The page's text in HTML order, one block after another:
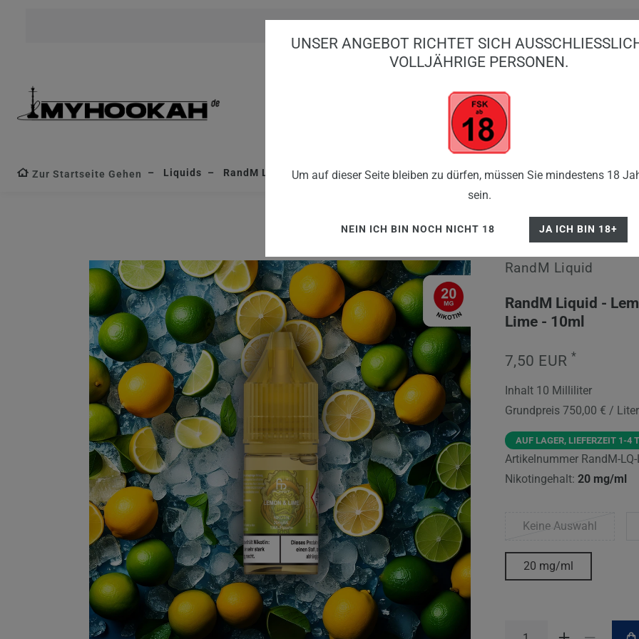
Zur Startseite Gehen Liquids RandM Liquid RandM Liquid - Lemon Lime - 10ml
RandM Liquid
RandM Liquid -
Lime - 10ml
7,50 EUR *
Inhalt 10 Milliliter
Grundpreis 750,00 € / Liter
AUF LAGER, LIEFERZEIT 1-4
Artikelnummer RandM-
Nikotingehalt: 20 mg/ml
Keine Auswahl
20 mg/ml
UNSER ANGEBOT RICHTET SICH AUSSCHLIESSLICH
OLLJÄHRIGE PERSONEN.
Um auf dieser Seite bleiben zu dürfen, müssen Sie mindestens 18
sein.
NEIN ICH BIN NOCH NICHT 18 JA ICH BIN 18+